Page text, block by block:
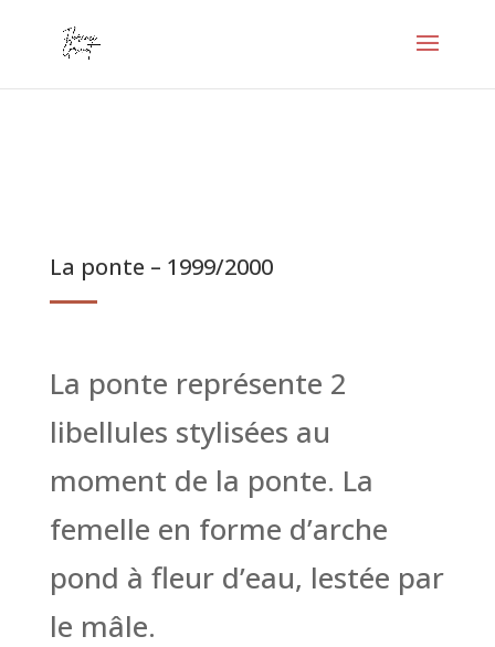
La ponte – 1999/2000
La ponte représente 2
libellules stylisées au
moment de la ponte. La
femelle en forme d’arche
pond à fleur d’eau, lestée par
le mâle.